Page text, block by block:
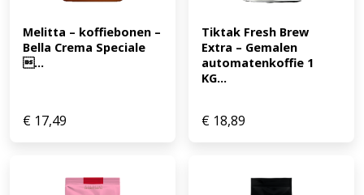
Melitta – koffiebonen –
Bella Crema Speciale
...
€ 17,49
Tiktak Fresh Brew
Extra – Gemalen
automatenkoffie 1
KG...
€ 18,89